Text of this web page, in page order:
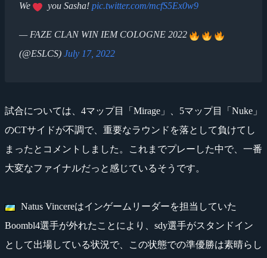
We you Sasha! pic.twitter.com/mcfS5Ex0w9
— FAZE CLAN WIN IEM COLOGNE 2022
(@ESLCS) July 17, 2022
試合については、4マップ目「Mirage」、5マップ目「Nuke」
のCTサイドが不調で、重要なラウンドを落として負けてし
まったとコメントしました。これまでプレーした中で、一番
大変なファイナルだっと感じているそうです。
Natus Vincereはインゲームリーダーを担当していた
Boombl4選手が外れたことにより、sdy選手がスタンドイン
として出場している状況で、この状態での準優勝は素晴らし